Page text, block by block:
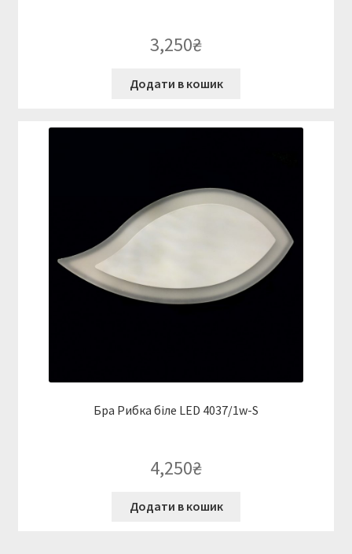
3,250₴
Додати в кошик
Бра Рибка біле LED 4037/1w-S
4,250₴
Додати в кошик